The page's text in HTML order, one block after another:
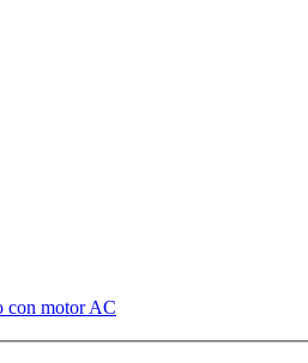
con motor AC